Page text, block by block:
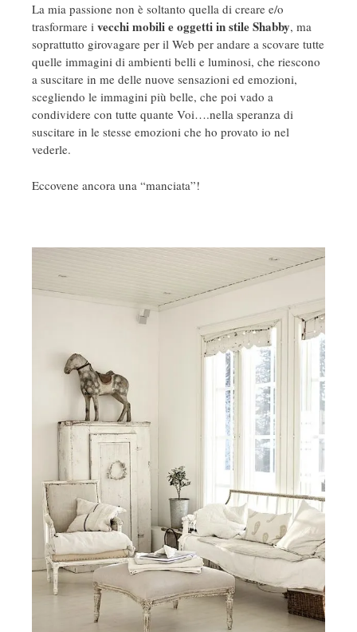
La mia passione non è soltanto quella di creare e/o
trasformare i vecchi mobili e oggetti in stile Shabby, ma
soprattutto girovagare per il Web per andare a scovare tutte
quelle immagini di ambienti belli e luminosi, che riescono
a suscitare in me delle nuove sensazioni ed emozioni,
scegliendo le immagini più belle, che poi vado a
condividere con tutte quante Voi….nella speranza di
suscitare in le stesse emozioni che ho provato io nel
vederle.
Eccovene ancora una “manciata”!